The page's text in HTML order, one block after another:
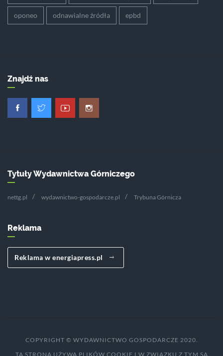
oponeo odnawialne źródła epbd
Znajdź nas
Tytuły Wydawnictwa Górniczego
nettg.pl wydawnictwo-gospodarcze.pl Trybuna Górnicza
Reklama
Reklama w energiapress.pl
COPYRIGHT © WYDAWNICTWO GOSPODARCZE 2020.
TA STRONA UŻYWA PLIKÓW COOKIE I W ZWIĄZKU Z TYM SĄ